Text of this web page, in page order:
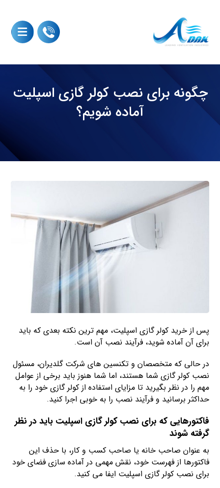
چگونه برای نصب کولر گازی اسپلیت
آماده شویم؟
پس از خرید کولر گازی اسپلیت، مهم ترین نکته بعدی که باید
برای آن آماده شوید، فرآیند نصب آن است.
در حالی که متخصصان و تکنسین های شرکت گلدیران، مسئول
نصب کولر گازی شما هستند، اما شما هنوز باید برخی از عوامل
مهم را در نظر بگیرید تا مزایای استفاده از کولر گازی خود را به
حداکثر برسانید و فرآیند نصب را به خوبی اجرا کنید.
فاکتورهایی که برای نصب کولر گازی اسپلیت باید در نظر
گرفته شوند
به عنوان صاحب خانه یا صاحب کسب و کار، با حذف این
فاکتورها از فهرست خود، نقش مهمی در آماده سازی فضای خود
برای نصب کولر گازی اسپلیت ایفا می کنید.